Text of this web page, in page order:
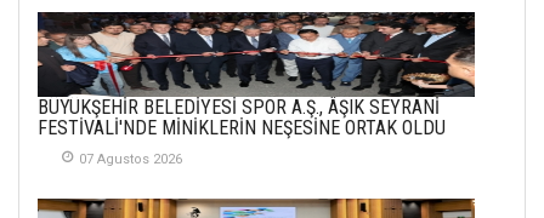
İlgi Alanlarımız ve Biz
02 Ekim 2025
SABAHATTİN
SÜRMEN
01 Mayis 2026
BÜYÜKŞEHİR BELEDİYESİ SPOR A.Ş., ÂŞIK SEYRANİ
FESTİVALİ'NDE MİNİKLERİN NEŞESİNE ORTAK OLDU
07 Agustos 2026